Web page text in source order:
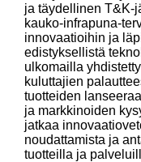
ja täydellinen T&K-
kauko-infrapuna-
innovaatioihin ja
edistyksellistä
ulkomailla
kuluttajien
tuotteiden
ja markkinoiden
jatkaa
noudattamista ja
tuotteilla ja